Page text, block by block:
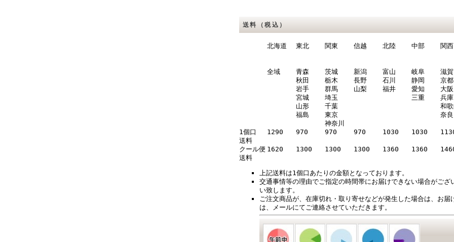
送料（税込）
北海道 東北 関東 信越 北陸 中部 関西
全域
青森
秋田
岩手
宮城
山形
福島
茨城
栃木
群馬
埼玉
千葉
東京
神奈川
新潟
長野
山梨
富山
石川
福井
岐阜
静岡
愛知
三重
滋賀
京都
大阪
兵庫
和
奈良
1個口
送料
1290 970 970 970 1030 1030
クール便
送料
1620 1300 1300 1300 1360 1360
上記送料は1個口あたりの金額となっております。
交通事情等の理由でご指定の時間帯にお届けできない場合がご
い致します。
ご注文商品が、在庫切れ・取り寄せなどが発生した場合は、お
は、メールにてご連絡させていただきます。